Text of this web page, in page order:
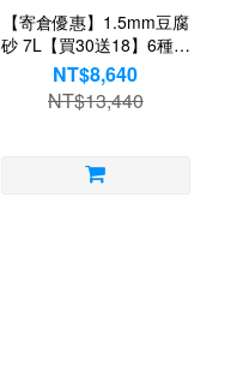
【寄倉優惠】1.5mm豆腐
砂 7L【買30送18】6種香
味
NT$8,640
NT$13,440